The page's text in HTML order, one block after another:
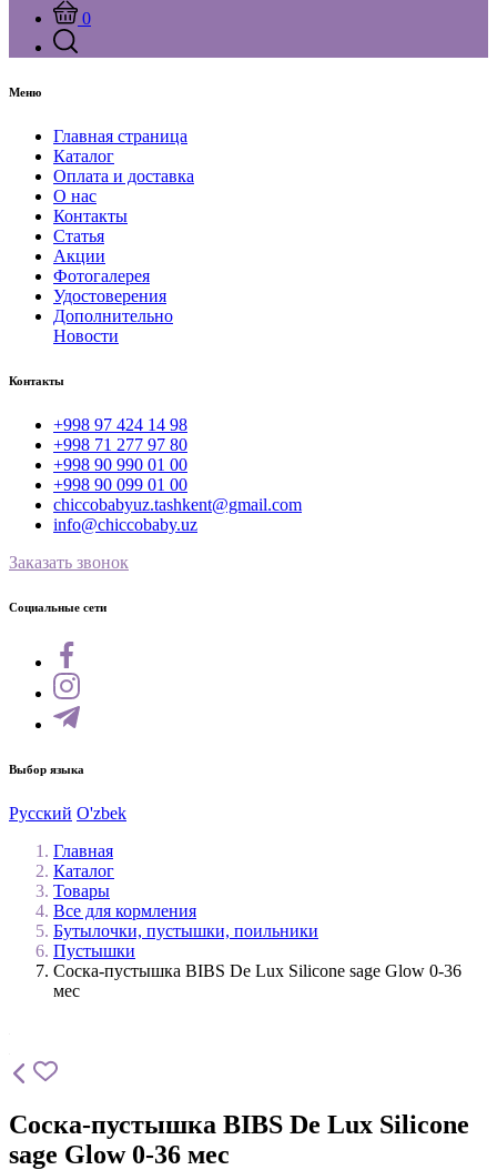
0
Меню
Главная страница
Каталог
Оплата и доставка
О нас
Контакты
Статья
Акции
Фотогалерея
Удостоверения
Дополнительно
Новости
Контакты
+998 97 424 14 98
+998 71 277 97 80
+998 90 990 01 00
+998 90 099 01 00
chiccobabyuz.tashkent@gmail.com
info@chiccobaby.uz
Заказать звонок
Социальные сети
Выбор языка
Русский O'zbek
Главная
Каталог
Товары
Все для кормления
Бутылочки, пустышки, поильники
Пустышки
Соска-пустышка BIBS De Lux Silicone sage Glow 0-36
мес
Соска-пустышка BIBS De Lux Silicone
sage Glow 0-36 мес